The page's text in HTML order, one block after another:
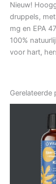
Nieuw!
druppels,
mg en EPA
100%
voor hart,
Gerelateerde